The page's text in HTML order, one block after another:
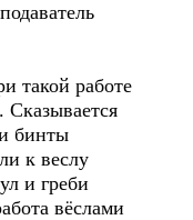
такой работе
бинты
к веслу
и греби
вёслами